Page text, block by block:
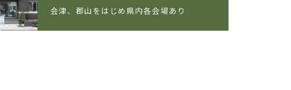
会津、郡山をはじめ県内各会場あり